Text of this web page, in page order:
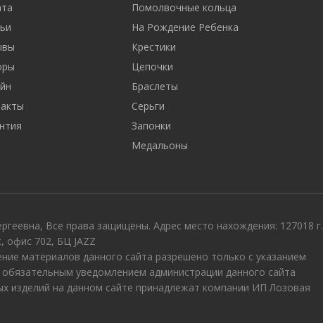
Помолвочные кольца
На Рождение Ребенка
Крестики
Цепочки
Браслеты
Серьги
Запонки
Медальоны
Все права защищены. Адрес место нахождения: 127018 г.
офис 702, БЦ JAZZ
материалов данного сайта разрешено только с указанием
уведомлением администрации данного сайта
изделий на данном сайте принадлежат компании ИП Лозовая